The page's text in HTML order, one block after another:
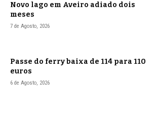
Novo lago em Aveiro adiado dois
meses
7 de Agosto, 2026
Passe do ferry baixa de 114 para 110
euros
6 de Agosto, 2026